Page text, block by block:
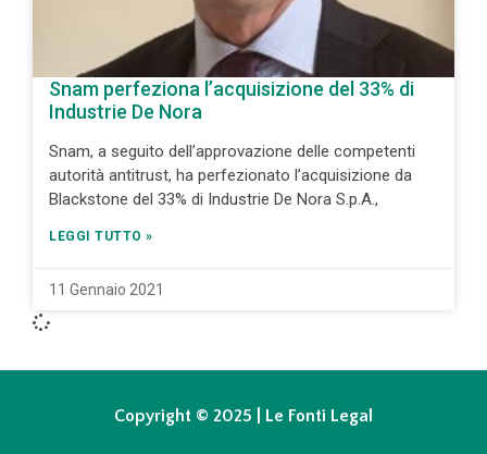
Snam perfeziona l’acquisizione del 33% di
Industrie De Nora
Snam, a seguito dell’approvazione delle competenti
autorità antitrust, ha perfezionato l’acquisizione da
Blackstone del 33% di Industrie De Nora S.p.A.,
LEGGI TUTTO »
11 Gennaio 2021
Copyright © 2025 | Le Fonti Legal